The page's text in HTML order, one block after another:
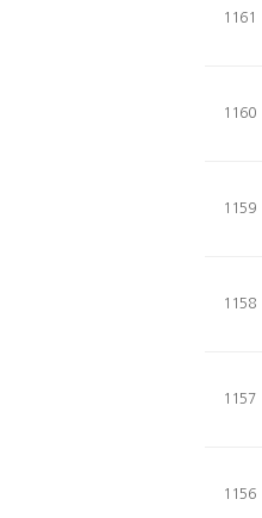
1161
1160
1159
1158
1157
1156